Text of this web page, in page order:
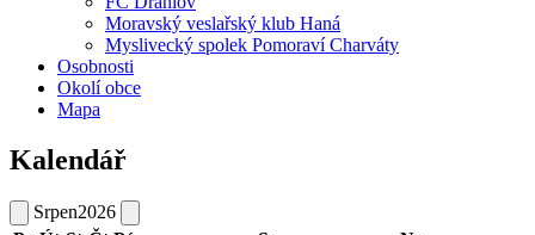
Moravský veslařský klub Haná
Myslivecký spolek Pomoraví Charváty
Osobnosti
Okolí obce
Mapa
Kalendář
Srpen2026